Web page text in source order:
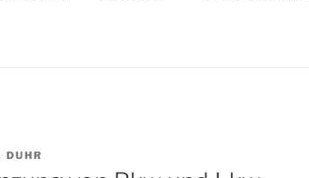
DUHR